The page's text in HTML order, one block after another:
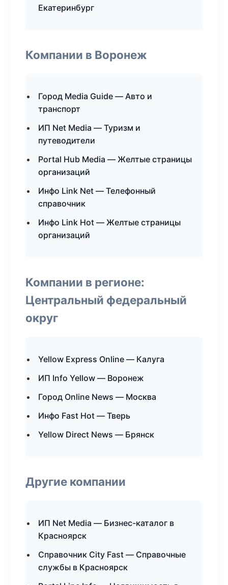
Екатеринбург
Компании в Воронеж
Город Media Guide — Авто и
транспорт
ИП Net Media — Туризм и
путеводители
Portal Hub Media — Желтые страницы
организаций
Инфо Link Net — Телефонный
справочник
Инфо Link Hot — Желтые страницы
организаций
Компании в регионе:
Центральный федеральный
округ
Yellow Express Online — Калуга
ИП Info Yellow — Воронеж
Город Online News — Москва
Инфо Fast Hot — Тверь
Yellow Direct News — Брянск
Другие компании
ИП Net Media — Бизнес-каталог в
Красноярск
Справочник City Fast — Справочные
службы в Красноярск